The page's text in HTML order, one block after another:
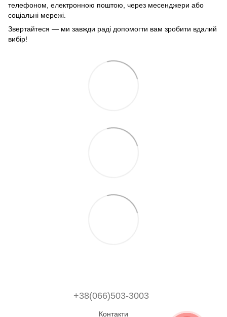
телефоном, електронною поштою, через месенджери або
соціальні мережі.
Звертайтеся — ми завжди раді допомогти вам зробити вдалий
вибір!
+38(066)503-3003
Контакти